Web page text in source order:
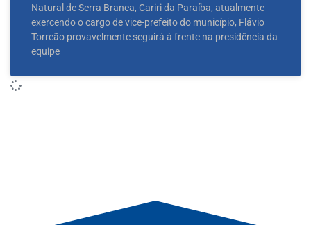
Natural de Serra Branca, Cariri da Paraíba, atualmente
exercendo o cargo de vice-prefeito do município, Flávio
Torreão provavelmente seguirá à frente na presidência da
equipe